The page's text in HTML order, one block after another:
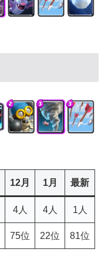
12月 1月 最新
4人 4人 1人
75位 22位 81位